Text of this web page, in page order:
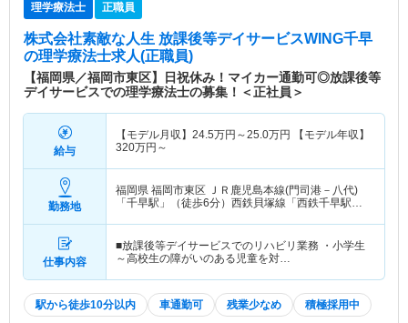
理学療法士 正職員
株式会社素敵な人生 放課後等デイサービスWING千早
の理学療法士求人(正職員)
【福岡県／福岡市東区】日祝休み！マイカー通勤可◎放課後等
デイサービスでの理学療法士の募集！＜正社員＞
給与
【モデル月収】 24.5万円～25.0万円
【モデル年収】
320万円～
勤務地
福岡県 福岡市東区 ＪＲ鹿児島本線(門司港－八代)
「千早駅」（徒歩6分）西鉄貝塚線「西鉄千早駅」
仕事内容
■放課後等デイサービスでのリハビリ業務 ・小学生
～高校生の障がいのある児童を対…
駅から徒歩10分以内 車通勤可 残業少なめ 積極採用中